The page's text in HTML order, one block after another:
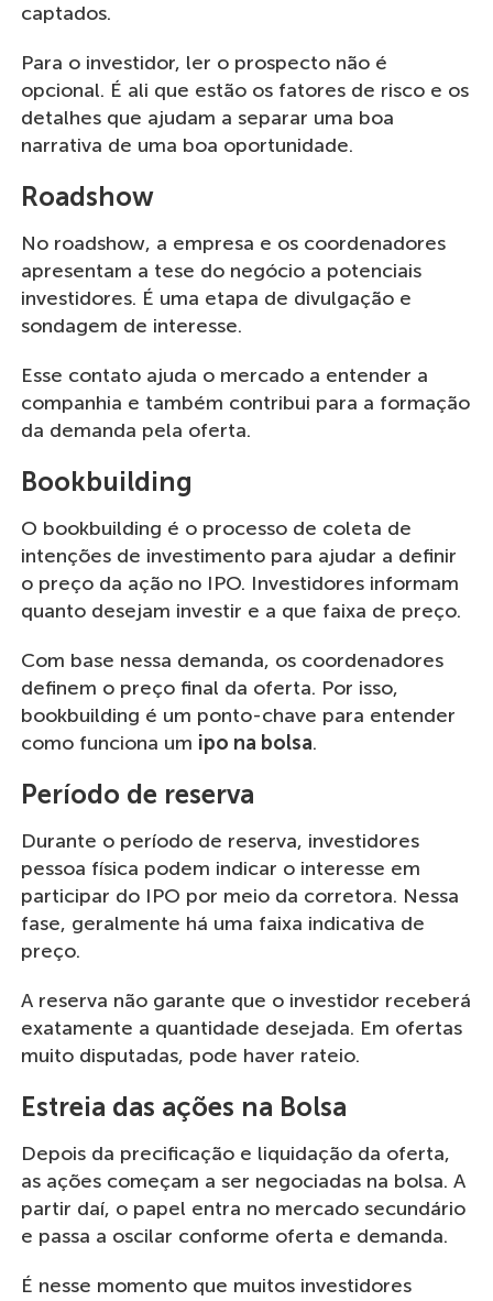
captados.
Para o investidor, ler o prospecto não é
opcional. É ali que estão os fatores de risco e os
detalhes que ajudam a separar uma boa
narrativa de uma boa oportunidade.
Roadshow
No roadshow, a empresa e os coordenadores
apresentam a tese do negócio a potenciais
investidores. É uma etapa de divulgação e
sondagem de interesse.
Esse contato ajuda o mercado a entender a
companhia e também contribui para a formação
da demanda pela oferta.
Bookbuilding
O bookbuilding é o processo de coleta de
intenções de investimento para ajudar a definir
o preço da ação no IPO. Investidores informam
quanto desejam investir e a que faixa de preço.
Com base nessa demanda, os coordenadores
definem o preço final da oferta. Por isso,
bookbuilding é um ponto-chave para entender
como funciona um ipo na bolsa.
Período de reserva
Durante o período de reserva, investidores
pessoa física podem indicar o interesse em
participar do IPO por meio da corretora. Nessa
fase, geralmente há uma faixa indicativa de
preço.
A reserva não garante que o investidor receberá
exatamente a quantidade desejada. Em ofertas
muito disputadas, pode haver rateio.
Estreia das ações na Bolsa
Depois da precificação e liquidação da oferta,
as ações começam a ser negociadas na bolsa. A
partir daí, o papel entra no mercado secundário
e passa a oscilar conforme oferta e demanda.
É nesse momento que muitos investidores